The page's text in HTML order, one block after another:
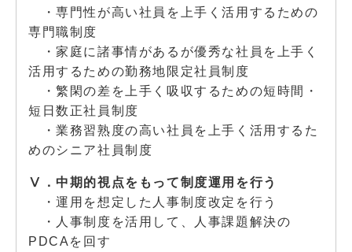
・専門性が高い社員を上手く活用するための
専門職制度
・家庭に諸事情があるが優秀な社員を上手く
活用するための勤務地限定社員制度
・繁閑の差を上手く吸収するための短時間・
短日数正社員制度
・業務習熟度の高い社員を上手く活用するた
めのシニア社員制度
Ⅴ．中期的視点をもって制度運用を行う
・運用を想定した人事制度改定を行う
・人事制度を活用して、人事課題解決の
PDCAを回す